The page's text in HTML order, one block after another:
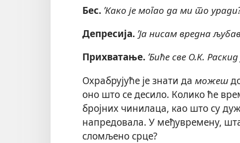
Бес. ’Како је могао да ми то
Депресија. ’Ја нисам вредна
Прихватање. ’Биће све О.К.
Охрабрујуће је знати да можеш
оно што се десило. Колико ће
бројних чинилаца, као што су
напредовала. У међувремену,
сломљено срце?